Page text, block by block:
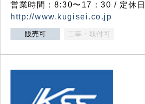
営業時間：8:30〜17：30 / 定休
http://www.kugisei.co.jp
販売可 工事・取付可